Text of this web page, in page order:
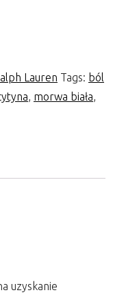
Lauren Tags: ból
, morwa biała,
uzyskanie